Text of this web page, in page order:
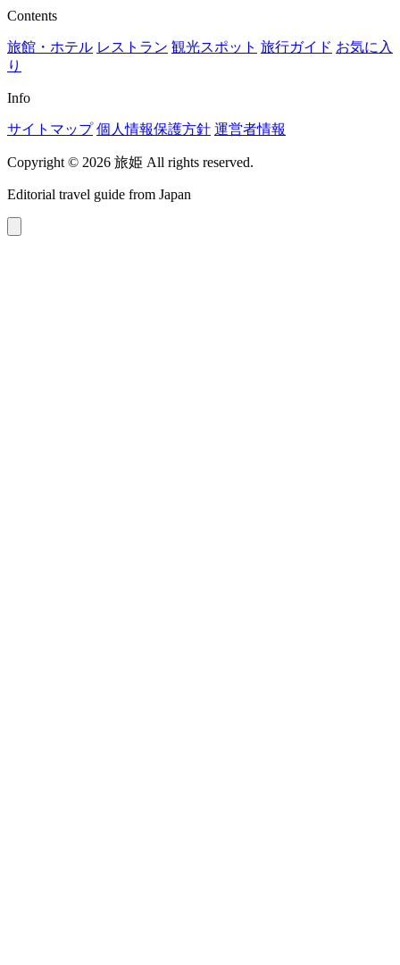
Contents
旅館・ホテル レストラン 観光スポット 旅行ガイド お気に入
り
Info
サイトマップ 個人情報保護方針 運営者情報
Copyright © 2026 旅姫 All rights reserved.
Editorial travel guide from Japan